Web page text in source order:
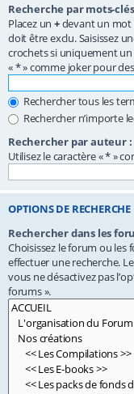
Recherche par mots-
Placez un +devant un mot
doit être exclu. Saisissez
crochets si uniquement
« * » comme joker pour
Rechercher tous les
Rechercher n’importe
Rechercher par auteur :
Utilisez le caractère « * »
OPTIONS DE RECHERCHE
Rechercher dans les
Choisissez le forum ou les
effectuer une recherche.
vous ne désactivez pas
forums ».